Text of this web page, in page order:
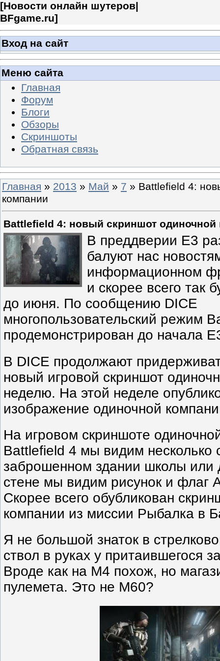
[Новости онлайн шутеров|
BFgame.ru]
Вход на сайт
Меню сайта
Главная
Форум
Блоги
Обзоры
Скриншоты
Обратная связь
Главная » 2013 » Май » 7 » Battlefield 4:
компании
Battlefield 4: новый скриншот одиночной
В преддверии E3
балуют нас
информационном
и скорее всего так
до июня. По сообщению DICE
многопользовательский режим
продемонстрирован до начала
В DICE продолжают
новый игровой скриншот
неделю. На этой неделе
изображение одиночной
На игровом скриншоте
Battlefield 4 мы видим несколько
заброшенном здании школы или
стене мы видим рисунок и флаг
Скорее всего обубликован
компании из миссии Рыбалка в
Я не большой знаток в
ствол в руках у притаившегося
Вроде как на M4 похож, но
пулемета. Это не M60?